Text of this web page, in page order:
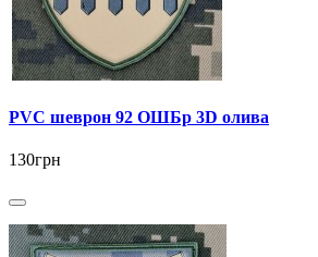
PVC шеврон 92 ОШБр 3D олива
130грн